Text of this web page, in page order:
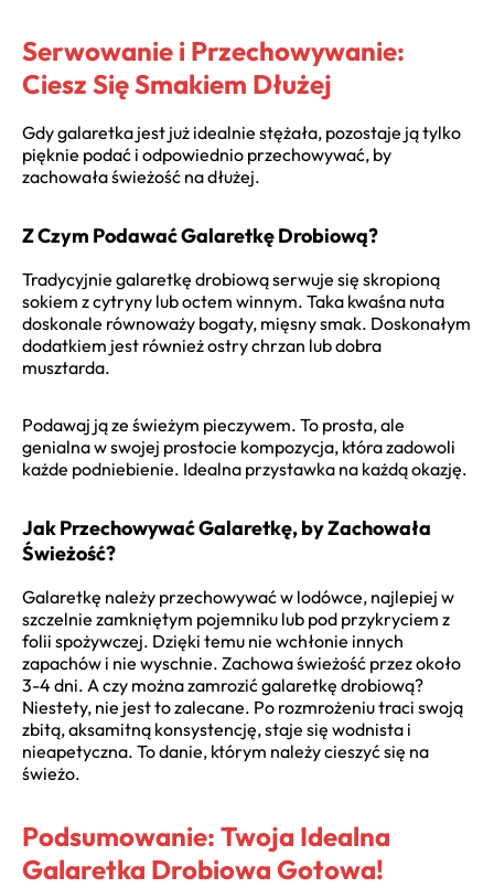
Serwowanie i Przechowywanie:
Ciesz Się Smakiem Dłużej
Gdy galaretka jest już idealnie stężała, pozostaje ją tylko
pięknie podać i odpowiednio przechowywać, by
zachowała świeżość na dłużej.
Z Czym Podawać Galaretkę Drobiową?
Tradycyjnie galaretkę drobiową serwuje się skropioną
sokiem z cytryny lub octem winnym. Taka kwaśna nuta
doskonale równoważy bogaty, mięsny smak. Doskonałym
dodatkiem jest również ostry chrzan lub dobra
musztarda.
Podawaj ją ze świeżym pieczywem. To prosta, ale
genialna w swojej prostocie kompozycja, która zadowoli
każde podniebienie. Idealna przystawka na każdą okazję.
Jak Przechowywać Galaretkę, by Zachowała
Świeżość?
Galaretkę należy przechowywać w lodówce, najlepiej w
szczelnie zamkniętym pojemniku lub pod przykryciem z
folii spożywczej. Dzięki temu nie wchłonie innych
zapachów i nie wyschnie. Zachowa świeżość przez około
3-4 dni. A czy można zamrozić galaretkę drobiową?
Niestety, nie jest to zalecane. Po rozmrożeniu traci swoją
zbitą, aksamitną konsystencję, staje się wodnista i
nieapetyczna. To danie, którym należy cieszyć się na
świeżo.
Podsumowanie: Twoja Idealna
Galaretka Drobiowa Gotowa!